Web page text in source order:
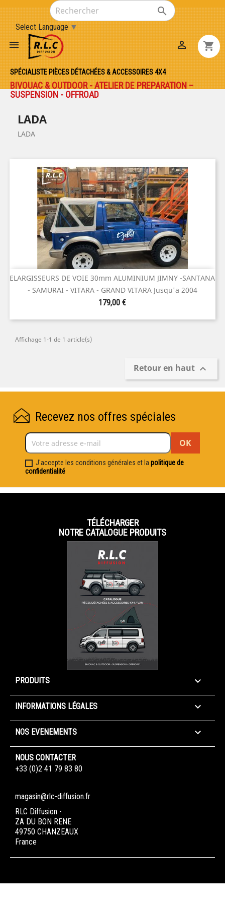

Select Language ▼
 shopping_cart

SPÉCIALISTE PIÈCES DÉTACHÉES & ACCESSOIRES 4X4
BIVOUAC & OUTDOOR - ATELIER DE PREPARATION –
SUSPENSION - OFFROAD
LADA
LADA
ELARGISSEURS DE VOIE 30mm ALUMINIUM JIMNY -SANTANA
- SAMURAI - VITARA - GRAND VITARA Jusqu'a 2004
Prix
179,00 €
Affichage 1-1 de 1 article(s)
Retour en haut 
Recevez nos offres spéciales
J'accepte les conditions générales et lapolitique de
confidentialité
TÉLÉCHARGER
NOTRE CATALOGUE PRODUITS
PRODUITS 
INFORMATIONS LÉGALES 
NOS EVENEMENTS 
NOUS CONTACTER
+33 (0)2 41 79 83 80
magasin@rlc-diffusion.fr
RLC Diffusion -
ZA DU BON RENE
49750 CHANZEAUX
France